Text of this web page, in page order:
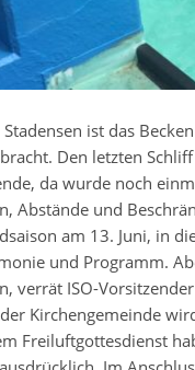
ist das
Den letzten
da wurde noch
Abstände und
am 13. Juni, in
und Programm.
verrät ISO-
Kirchengemeinde
Freiluftgottesdienst